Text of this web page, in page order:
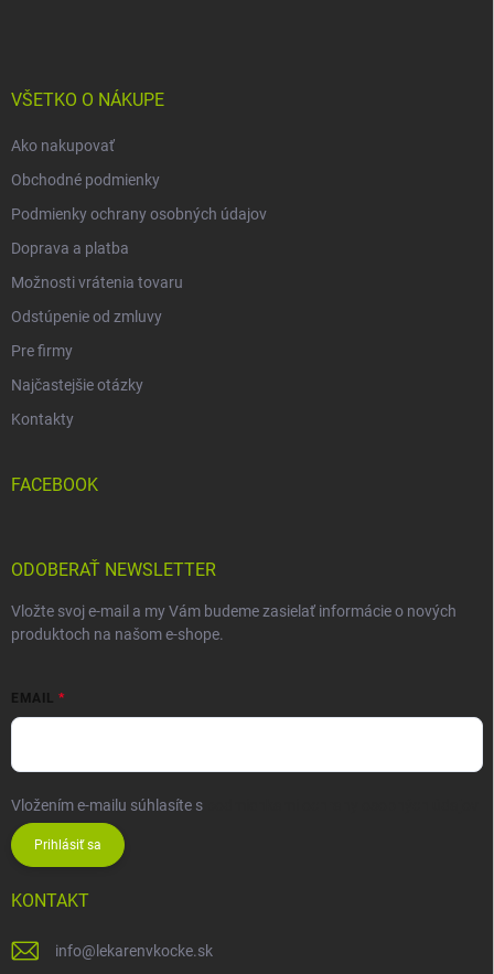
VŠETKO O NÁKUPE
Ako nakupovať
Obchodné podmienky
Podmienky ochrany osobných údajov
Doprava a platba
Možnosti vrátenia tovaru
Odstúpenie od zmluvy
Pre firmy
Najčastejšie otázky
Kontakty
FACEBOOK
ODOBERAŤ NEWSLETTER
Vložte svoj e-mail a my Vám budeme zasielať informácie o nových
produktoch na našom e-shope.
EMAIL
Vložením e-mailu súhlasíte s
Prihlásiť sa
KONTAKT
info@lekarenvkocke.sk